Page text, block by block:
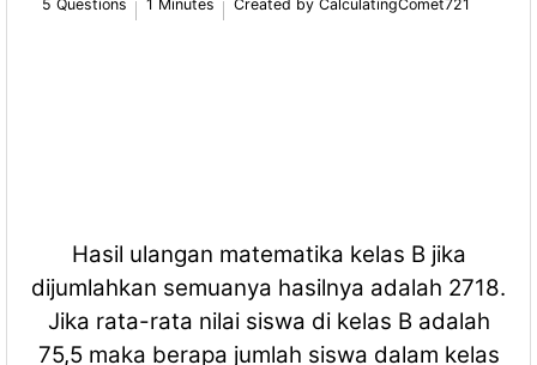
5 Questions 1 Minutes Created by CalculatingComet721
Hasil ulangan matematika kelas B jika
dijumlahkan semuanya hasilnya adalah 2718.
Jika rata-rata nilai siswa di kelas B adalah
75,5 maka berapa jumlah siswa dalam kelas